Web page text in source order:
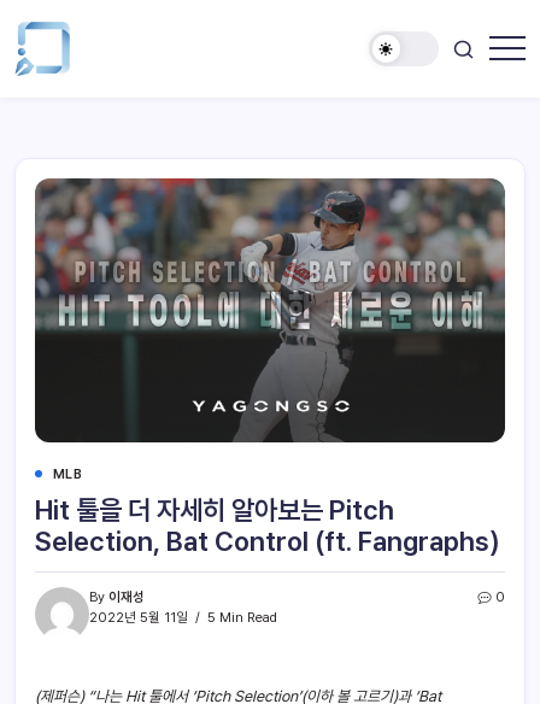
MLB
Hit 툴을 더 자세히 알아보는 Pitch
Selection, Bat Control (ft. Fangraphs)
By 이재성
2022년 5월 11일
5 Min Read
0
(제퍼슨) “나는 Hit 툴에서 ‘Pitch Selection’(이하 볼 고르기)과 ‘Bat